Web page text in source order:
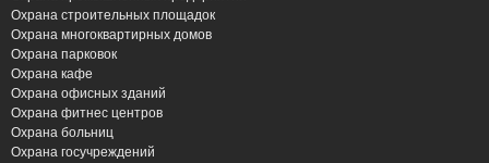
Увеличение транспортного потока, рост числа торговых
объектов и дачных поселков в окрестностях создают
благоприятную среду для совершения преступлений, что
делает вопрос обеспечения безопасности особенно
актуальным.
Рост числа краж и вандализма – одна из основных
Охрана строительных площадок
Охрана многоквартирных домов
Охрана парковок
Охрана кафе
Охрана офисных зданий
Охрана фитнес центров
Охрана больниц
Охрана госучреждений